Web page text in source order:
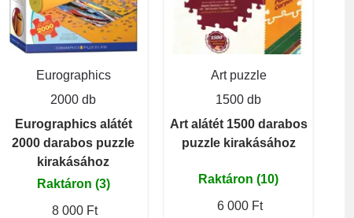
Eurographics
2000 db
Eurographics alátét
2000 darabos puzzle
kirakásához
Raktáron (3)
8 000 Ft
Art puzzle
1500 db
Art alátét 1500 darabos
puzzle kirakásához
Raktáron (10)
6 000 Ft